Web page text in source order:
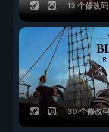
12 个修改码
30 个修改